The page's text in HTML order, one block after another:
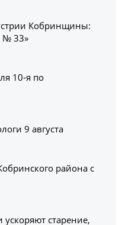
Кобринщины:
№ 33»
10-я по
9 августа
района с
старение,